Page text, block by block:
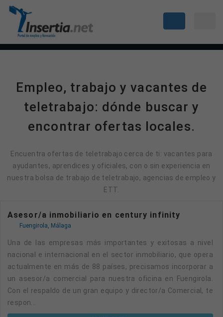
Empleo, trabajo y vacantes de
teletrabajo: dónde buscar y
encontrar ofertas locales.
Encuentra ofertas de teletrabajo cerca de ti: vacantes para
ayudantes, aprendices y oficiales, con o sin experiencia en
nuestra bolsa de trabajo de teletrabajo, agencias de empleo y
ETT.
Asesor/a inmobiliario en century infinity
Fuengirola, Málaga
Una de las empresas más importantes y exitosas a nivel
nacional e internacional en el sector inmobiliario, que opera
actualmente en más de 88 países, precisamos incorporar a
un asesor/a comercial para nuestra oficina en Fuengirola.
Con el respaldo de un gran equipo y director/a Comercial, te
respon...